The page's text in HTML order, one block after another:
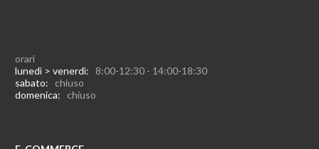
orari
lunedì > venerdì: 8:00-12:30 - 14:00-18:30
sabato: chiuso
domenica: chiuso